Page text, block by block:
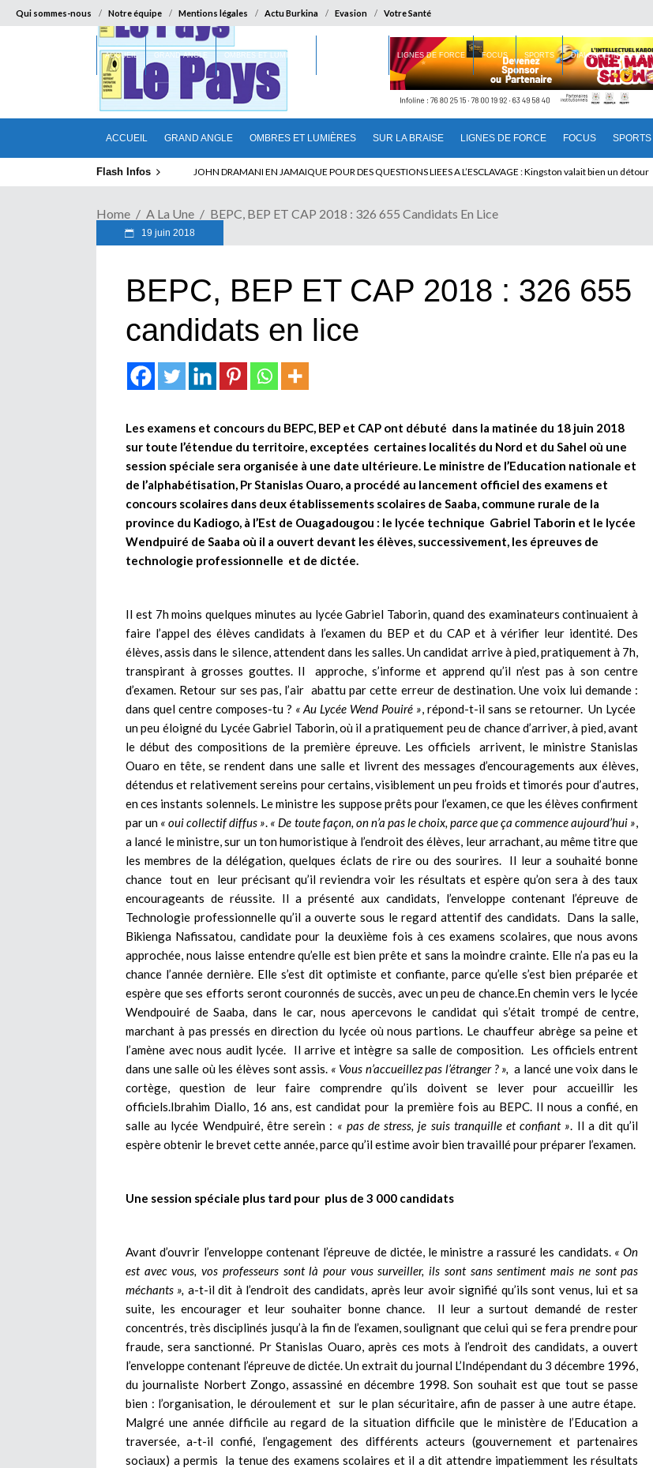
Qui sommes-nous Notre équipe Mentions légales Actu Burkina Evasion Votre Santé
ACCUEIL GRAND ANGLE OMBRES ET LUMIÈRES SUR LA BRAISE LIGNES DE FORCE FOCUS SPORTS
ACCUEIL GRAND ANGLE OMBRES ET LUMIÈRES LIGNES DE FORCE FOCUS SPORTS DIALOGUE INTERIEUR
Flash Infos ELECTION DE TALON A LA TETE DU SENAT BENINOIS : Quand Patrice quitte le pouvoir sans partir !
Home A La Une BEPC, BEP ET CAP 2018 : 326 655 Candidats En Lice
19 juin 2018
BEPC, BEP ET CAP 2018 : 326 655
candidats en lice
Les examens et concours du BEPC, BEP et CAP ont débuté dans la matinée du 18 juin 2018
sur toute l’étendue du territoire, exceptées certaines localités du Nord et du Sahel où une
session spéciale sera organisée à une date ultérieure. Le ministre de l’Education nationale et
de l’alphabétisation, Pr Stanislas Ouaro, a procédé au lancement officiel des examens et
concours scolaires dans deux établissements scolaires de Saaba, commune rurale de la
province du Kadiogo, à l’Est de Ouagadougou : le lycée technique Gabriel Taborin et le lycée
Wendpuiré de Saaba où il a ouvert devant les élèves, successivement, les épreuves de
technologie professionnelle et de dictée.
Il est 7h moins quelques minutes au lycée Gabriel Taborin, quand des examinateurs continuaient à
faire l’appel des élèves candidats à l’examen du BEP et du CAP et à vérifier leur identité. Des
élèves, assis dans le silence, attendent dans les salles. Un candidat arrive à pied, pratiquement à 7h,
transpirant à grosses gouttes. Il approche, s’informe et apprend qu’il n’est pas à son centre
d’examen. Retour sur ses pas, l’air abattu par cette erreur de destination. Une voix lui demande :
dans quel centre composes-tu ? « Au Lycée Wend Pouiré », répond-t-il sans se retourner. Un Lycée
un peu éloigné du Lycée Gabriel Taborin, où il a pratiquement peu de chance d’arriver, à pied, avant
le début des compositions de la première épreuve. Les officiels arrivent, le ministre Stanislas
Ouaro en tête, se rendent dans une salle et livrent des messages d’encouragements aux élèves,
détendus et relativement sereins pour certains, visiblement un peu froids et timorés pour d’autres,
en ces instants solennels. Le ministre les suppose prêts pour l’examen, ce que les élèves confirment
par un « oui collectif diffus ». « De toute façon, on n’a pas le choix, parce que ça commence aujourd’hui »,
a lancé le ministre, sur un ton humoristique à l’endroit des élèves, leur arrachant, au même titre que
les membres de la délégation, quelques éclats de rire ou des sourires. Il leur a souhaité bonne
chance tout en leur précisant qu’il reviendra voir les résultats et espère qu’on sera à des taux
encourageants de réussite. Il a présenté aux candidats, l’enveloppe contenant l’épreuve de
Technologie professionnelle qu’il a ouverte sous le regard attentif des candidats. Dans la salle,
Bikienga Nafissatou, candidate pour la deuxième fois à ces examens scolaires, que nous avons
approchée, nous laisse entendre qu’elle est bien prête et sans la moindre crainte. Elle n’a pas eu la
chance l’année dernière. Elle s’est dit optimiste et confiante, parce qu’elle s’est bien préparée et
espère que ses efforts seront couronnés de succès, avec un peu de chance.En chemin vers le lycée
Wendpouiré de Saaba, dans le car, nous apercevons le candidat qui s’était trompé de centre,
marchant à pas pressés en direction du lycée où nous partions. Le chauffeur abrège sa peine et
l’amène avec nous audit lycée. Il arrive et intègre sa salle de composition. Les officiels entrent
dans une salle où les élèves sont assis. « Vous n’accueillez pas l’étranger ? », a lancé une voix dans le
cortège, question de leur faire comprendre qu’ils doivent se lever pour accueillir les
officiels.Ibrahim Diallo, 16 ans, est candidat pour la première fois au BEPC. Il nous a confié, en
salle au lycée Wendpuiré, être serein : « pas de stress, je suis tranquille et confiant ». Il a dit qu’il
espère obtenir le brevet cette année, parce qu’il estime avoir bien travaillé pour préparer l’examen.
Une session spéciale plus tard pour plus de 3 000 candidats
Avant d’ouvrir l’enveloppe contenant l’épreuve de dictée, le ministre a rassuré les candidats. « On
est avec vous, vos professeurs sont là pour vous surveiller, ils sont sans sentiment mais ne sont pas
méchants », a-t-il dit à l’endroit des candidats, après leur avoir signifié qu’ils sont venus, lui et sa
suite, les encourager et leur souhaiter bonne chance. Il leur a surtout demandé de rester
concentrés, très disciplinés jusqu’à la fin de l’examen, soulignant que celui qui se fera prendre pour
fraude, sera sanctionné. Pr Stanislas Ouaro, après ces mots à l’endroit des candidats, a ouvert
l’enveloppe contenant l’épreuve de dictée. Un extrait du journal L’Indépendant du 3 décembre 1996,
du journaliste Norbert Zongo, assassiné en décembre 1998. Son souhait est que tout se passe
bien : l’organisation, le déroulement et sur le plan sécuritaire, afin de passer à une autre étape.
Malgré une année difficile au regard de la situation difficile que le ministère de l’Education a
traversée, a-t-il confié, l’engagement des différents acteurs (gouvernement et partenaires
sociaux) a permis la tenue des examens scolaires et il a dit attendre impatiemment les résultats